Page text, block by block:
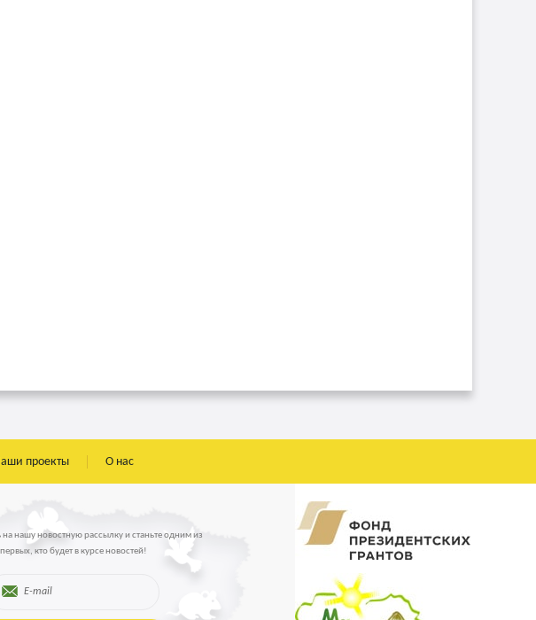
проекты О нас
нашу новостную рассылку и станьте одним из
первых, кто будет в курсе новостей!